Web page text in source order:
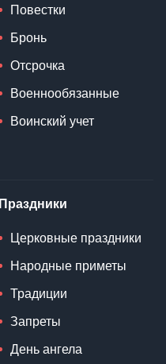
Повестки
Бронь
Отсрочка
Военнообязанные
Воинский учет
Праздники
Церковные праздники
Народные приметы
Традиции
Запреты
День ангела